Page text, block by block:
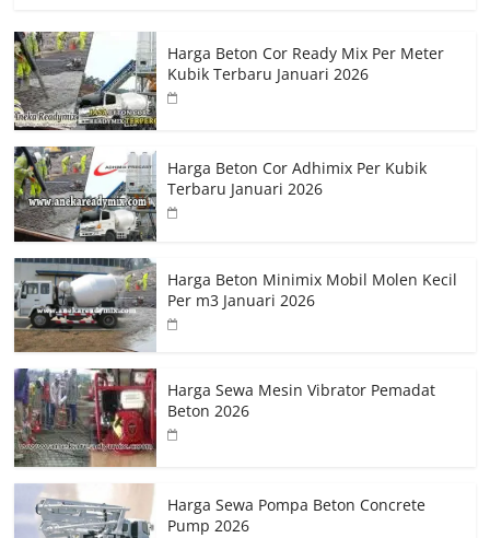
Harga Beton Cor Ready Mix Per Meter
Kubik Terbaru Januari 2026
Harga Beton Cor Adhimix Per Kubik
Terbaru Januari 2026
Harga Beton Minimix Mobil Molen Kecil
Per m3 Januari 2026
Harga Sewa Mesin Vibrator Pemadat
Beton 2026
Harga Sewa Pompa Beton Concrete
Pump 2026